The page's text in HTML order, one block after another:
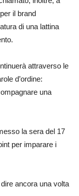
il brand
di una lattina
attraverso le
d’ordine:
una
la sera del 17
per imparare i
ancora una volta